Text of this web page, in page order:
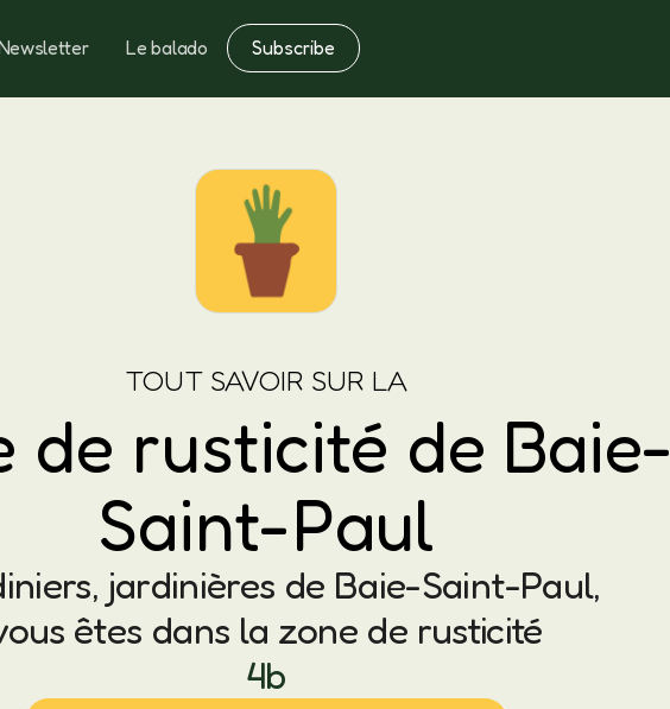
Le balado Subscribe
Notes Fertilisation
TOUT SAVOIR SUR LA
de rusticité de Baie-
Saint-Paul
jardinières de Baie-Saint-Paul,
êtes dans la zone de rusticité
4b